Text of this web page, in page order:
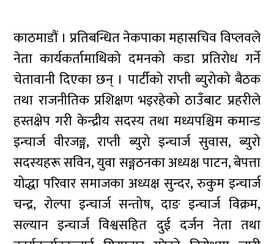
काठमाडौं । प्रतिबन्धित नेकपाका महासचिव विप्लवले
नेता कार्यकर्तामाथिको दमनको कडा प्रतिरोध गर्ने
चेतावानी दिएका छन् । पार्टीको राप्ती ब्युरोको बैठक
तथा राजनीतिक प्रशिक्षण भइरहेको ठाउँबाट प्रहरीले
हस्तक्षेप गरी केन्द्रीय सदस्य तथा मध्यपश्चिम कमान्ड
इन्चार्ज वीरजङ्ग, राप्ती ब्युरो इन्चार्ज सुवास, ब्युरो
सदस्यहरू सविन, युवा सङ्गठनका अध्यक्ष पाटन, बेपत्ता
योद्धा परिवार समाजका अध्यक्ष सुन्दर, रुकुम इन्चार्ज
चन्द्र, रोल्पा इन्चार्ज सन्तोष, दाङ इन्चार्ज विक्रम,
सल्यान इन्चार्ज विश्वसहित दुई दर्जन नेता तथा